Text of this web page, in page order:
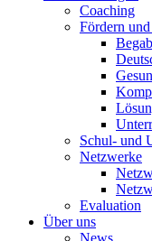
Coaching
Fördern
Schul- und
Netzwerke
Evaluation
Über uns